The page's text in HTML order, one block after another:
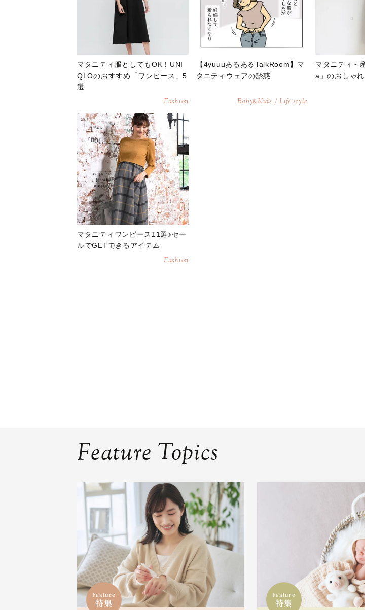
マタニティ服としてもOK！UNI
QLOのおすすめ「ワンピース」5
選
Fashion
【4yuuuあるあるTalkRoom】マ
タニティウェアの誘惑
Baby&Kids / Life style
マタニティ～
a」のおしゃ
マタニティワンピース11選♪セー
ルでGETできるアイテム
Fashion
Feature Topics
Feature
特集
Feature
特集